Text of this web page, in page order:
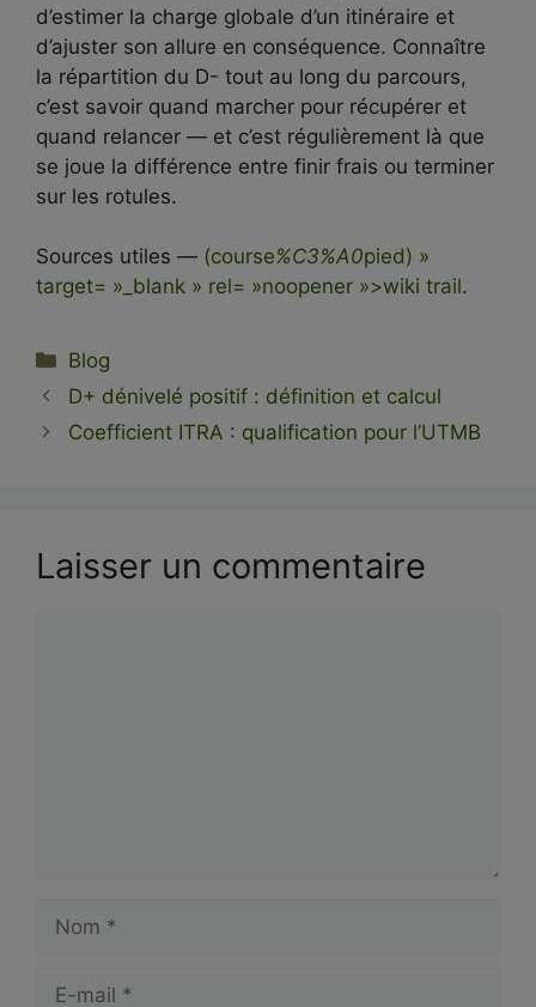
d’estimer la charge globale d’un itinéraire et
d’ajuster son allure en conséquence. Connaître
la répartition du D- tout au long du parcours,
c’est savoir quand marcher pour récupérer et
quand relancer — et c’est régulièrement là que
se joue la différence entre finir frais ou terminer
sur les rotules.
Sources utiles — (course%C3%A0pied) »
target= »_blank » rel= »noopener »>wiki trail.
Catégories
Blog
D+ dénivelé positif : définition et calcul
Coefficient ITRA : qualification pour l’UTMB
Laisser un commentaire
Nom